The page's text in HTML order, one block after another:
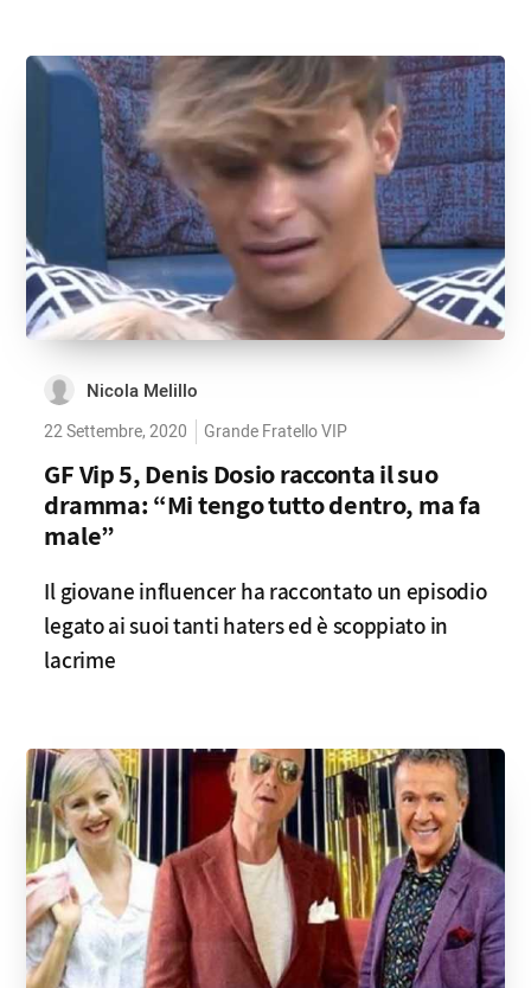
Nicola Melillo
22 Settembre, 2020 Grande Fratello VIP
GF Vip 5, Denis Dosio racconta il suo
dramma: “Mi tengo tutto dentro, ma fa
male”
Il giovane influencer ha raccontato un episodio
legato ai suoi tanti haters ed è scoppiato in
lacrime